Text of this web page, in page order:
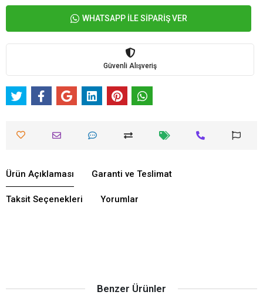
WHATSAPP İLE SİPARİŞ VER
Güvenli Alışveriş
Ürün Açıklaması Garanti ve Teslimat
Taksit Seçenekleri Yorumlar
Benzer Ürünler